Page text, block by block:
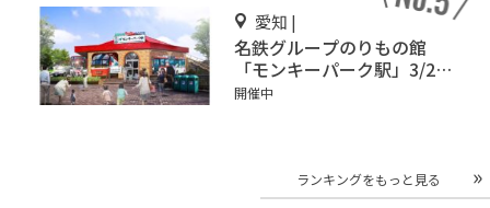
愛知 |
名鉄グループのりもの館
「モンキーパーク駅」3/2オ
ープン
開催中
ランキングをもっと見る